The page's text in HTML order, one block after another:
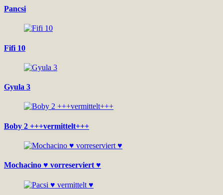
Pancsi
Fifi 10
Gyula 3
Boby 2 +++vermittelt+++
Mochacino ♥ vorreserviert ♥